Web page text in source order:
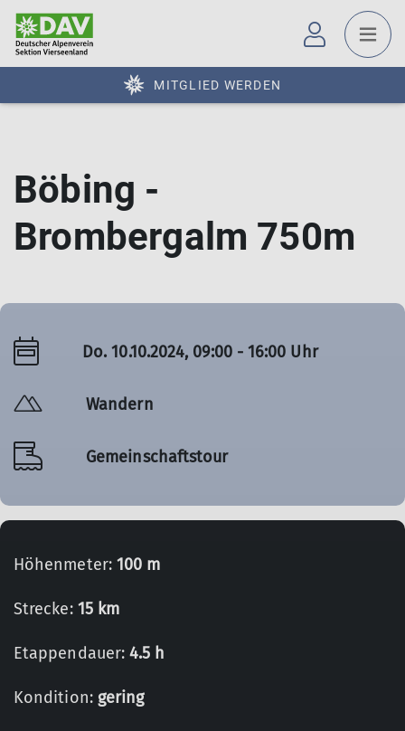
MITGLIED WERDEN
Böbing -
Brombergalm 750m
Do. 10.10.2024, 09:00 - 16:00 Uhr
Wandern
Gemeinschaftstour
Höhenmeter: 100 m
Strecke: 15 km
Etappendauer:4.5 h
Kondition: gering